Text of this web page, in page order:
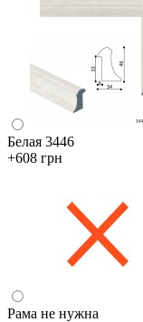
Белая 3446
+608 грн
Рама не нужна